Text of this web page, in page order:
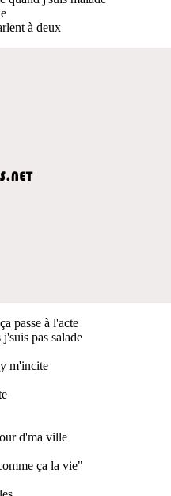
à deux
passe à l'acte
pas salade
m'incite
d'ma ville
ça la vie"